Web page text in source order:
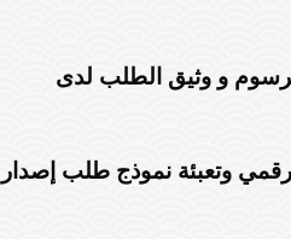
و وثيق الطلب لدى
وتعبئة نموذج طلب إصدار